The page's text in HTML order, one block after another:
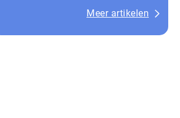
Meer artikelen